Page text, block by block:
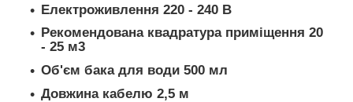
Електроживлення 220 - 240 В
Рекомендована квадратура приміщення 20
- 25 м3
Об'єм бака для води 500 мл
Довжина кабелю 2,5 м